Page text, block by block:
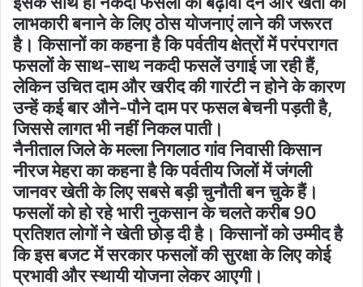
लाभकारी बनाने के लिए ठोस योजनाएं लाने की जरूरत
है। किसानों का कहना है कि पर्वतीय क्षेत्रों में परंपरागत
फसलों के साथ-साथ नकदी फसलें उगाई जा रही हैं,
लेकिन उचित दाम और खरीद की गारंटी न होने के कारण
उन्हें कई बार औने-पौने दाम पर फसल बेचनी पड़ती है,
जिससे लागत भी नहीं निकल पाती।
नैनीताल जिले के मल्ला निगलाठ गांव निवासी किसान
नीरज मेहरा का कहना है कि पर्वतीय जिलों में जंगली
जानवर खेती के लिए सबसे बड़ी चुनौती बन चुके हैं।
फसलों को हो रहे भारी नुकसान के चलते करीब 90
प्रतिशत लोगों ने खेती छोड़ दी है। किसानों को उम्मीद है
कि इस बजट में सरकार फसलों की सुरक्षा के लिए कोई
प्रभावी और स्थायी योजना लेकर आएगी।